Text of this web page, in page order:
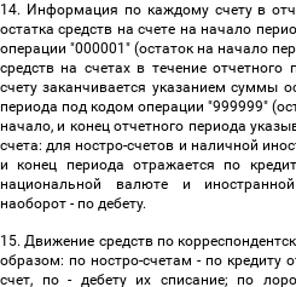
14. Информация по каждому счету в
остатка средств на счете на начало
операции "000001" (остаток на начало
средств на счетах в течение
счету заканчивается указанием суммы
периода под кодом операции "999999"
начало, и конец отчетного периода
счета: для ностро-счетов и наличной
и конец периода отражается по
национальной валюте и иностранной
наоборот - по дебету.
15. Движение средств по
образом: по ностро-счетам - по кредиту
счет, по - дебету их списание; по